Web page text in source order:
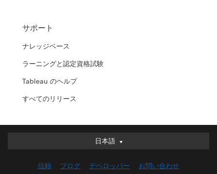
サポート
ナレッジベース
ラーニングと認定資格試験
Tableau のヘルプ
すべてのリリース
日本語
日本語
English (UK)
信頼 ブログ デベロッパー お問い合わせ